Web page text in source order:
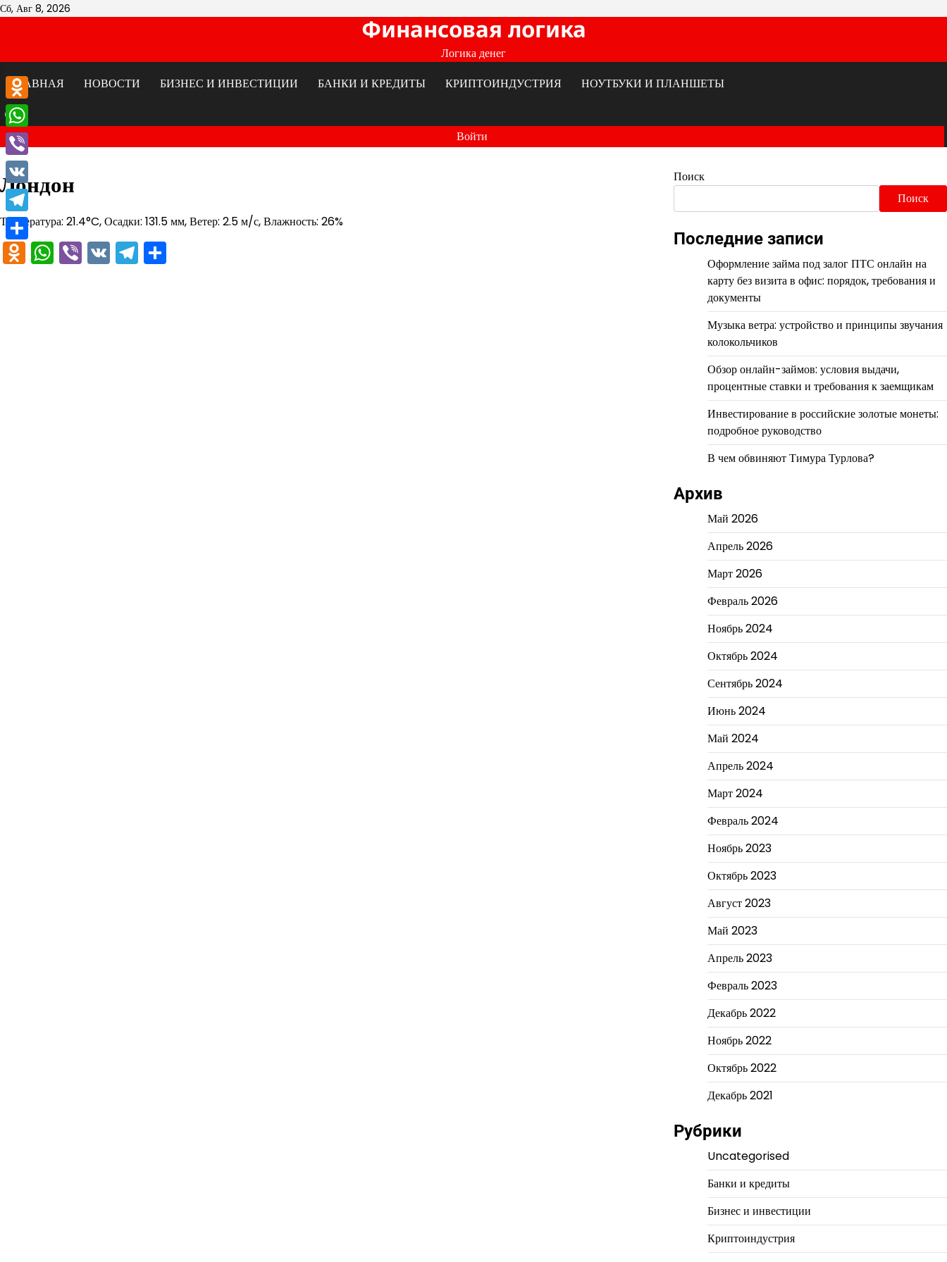
Перейти
Сб, Авг 8, 2026
Финансовая логика
Логика денег
ГЛАВНАЯ
НОВОСТИ БИЗНЕС И ИНВЕСТИЦИИ БАНКИ И КРЕДИТЫ КРИПТОИНДУСТРИЯ НОУТБУКИ И ПЛАНШЕТЫ
Войти
Лондон
Температура: 21.4°C, Осадки: 131.5 мм, Ветер: 2.5 м/с, Влажность: 26%
Odnoklassniki
WhatsApp
Viber
VKTelegram
Поиск
Поиск
Последние записи
Оформление займа под залог ПТС онлайн на
карту без визита в офис: порядок, требования и
документы
Музыка ветра: устройство и принципы звучания
колокольчиков
Обзор онлайн-займов: условия выдачи,
процентные ставки и требования к заемщикам
Инвестирование в российские золотые монеты:
подробное руководство
В чем обвиняют Тимура Турлова?
Архив
Май 2026
Апрель 2026
Март 2026
Февраль 2026
Ноябрь 2024
Октябрь 2024
Сентябрь 2024
Июнь 2024
Май 2024
Апрель 2024
Март 2024
Февраль 2024
Ноябрь 2023
Октябрь 2023
Август 2023
Май 2023
Апрель 2023
Февраль 2023
Декабрь 2022
Ноябрь 2022
Октябрь 2022
Декабрь 2021
Рубрики
Uncategorised
Банки и кредиты
Бизнес и инвестиции
Криптоиндустрия
Odnoklassniki
WhatsApp
Viber
VK
Telegram
Отправить